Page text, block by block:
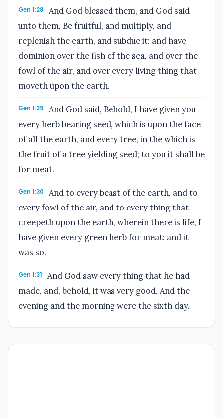
Gen 1:28
And God blessed them, and God said
unto them, Be fruitful, and multiply, and
replenish the earth, and subdue it: and have
dominion over the fish of the sea, and over the
fowl of the air, and over every living thing that
moveth upon the earth.
Gen 1:29
And God said, Behold, I have given you
every herb bearing seed, which is upon the face
of all the earth, and every tree, in the which is
the fruit of a tree yielding seed; to you it shall be
for meat.
Gen 1:30
And to every beast of the earth, and to
every fowl of the air, and to every thing that
creepeth upon the earth, wherein there is life, I
have given every green herb for meat: and it
was so.
Gen 1:31
And God saw every thing that he had
made, and, behold, it was very good. And the
evening and the morning were the sixth day.